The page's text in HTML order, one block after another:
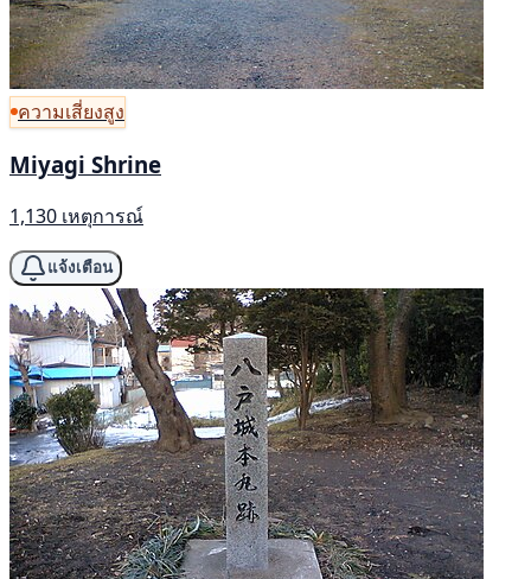
ความเสี่ยงสูง
Miyagi Shrine
1,130 เหตุการณ์
แจ้งเตือน